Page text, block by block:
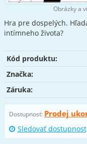
Obrázky a
Hra pre dospelých.
intímneho života?
Kód produktu:
Značka:
Záruka:
Dostupnosť: Prodej
Sledovať dostupnost